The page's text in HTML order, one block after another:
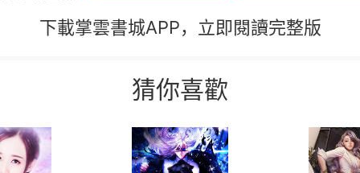
下載掌雲書城APP，立即閱讀完整版
猜你喜歡